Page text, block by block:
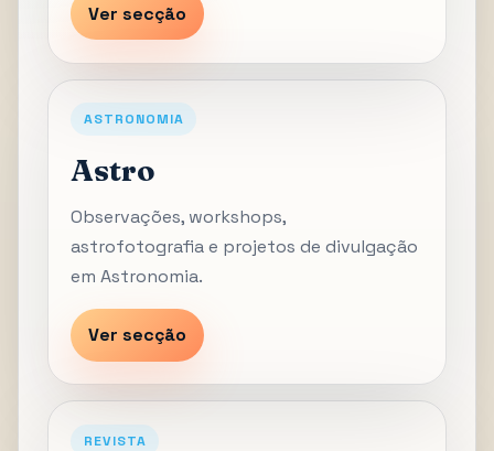
Ver secção
ASTRONOMIA
Astro
Observações, workshops,
astrofotografia e projetos de divulgação
em Astronomia.
Ver secção
REVISTA